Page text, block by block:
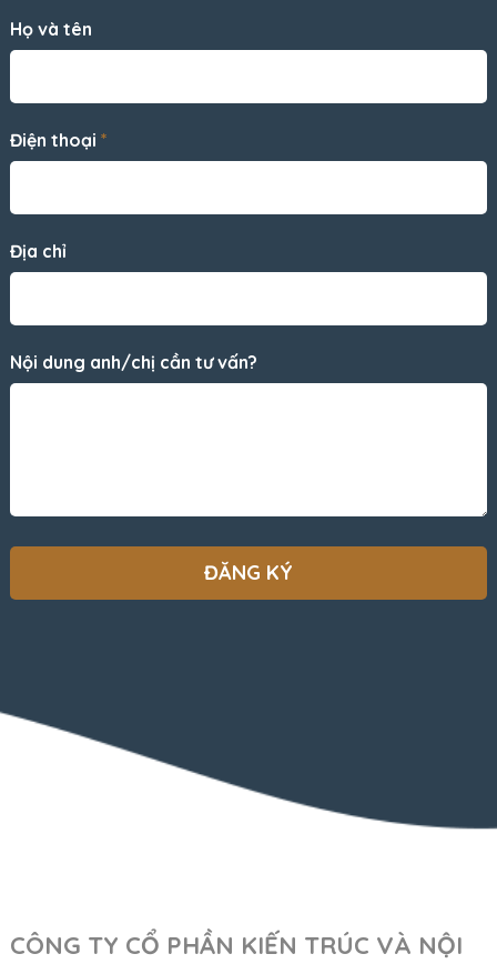
Họ và tên
Điện thoại *
Địa chỉ
Nội dung anh/chị cần tư vấn?
CÔNG TY CỔ PHẦN KIẾN TRÚC VÀ NỘI